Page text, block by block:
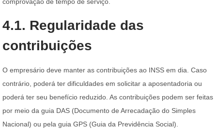
4.1. Regularidade das
contribuições
O empresário deve manter as contribuições ao INSS em dia. Caso
contrário, poderá ter dificuldades em solicitar a aposentadoria ou
poderá ter seu benefício reduzido. As contribuições podem ser feitas
por meio da guia DAS (Documento de Arrecadação do Simples
Nacional) ou pela guia GPS (Guia da Previdência Social).